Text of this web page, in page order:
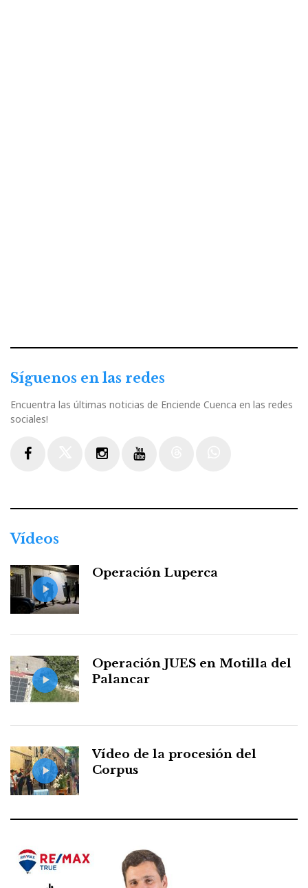
Síguenos en las redes
Encuentra las últimas noticias de Enciende Cuenca en las redes
sociales!
Vídeos
Operación Luperca
Operación JUES en Motilla del
Palancar
Vídeo de la procesión del
Corpus